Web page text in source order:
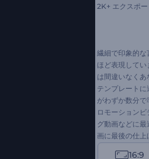
2K+ エクスポ
繊細で印象的な
ほど表現してい
は間違いなく
テンプレート
がわずか数分
ロモーション
グ動画などに
画に最後の仕上
16:9